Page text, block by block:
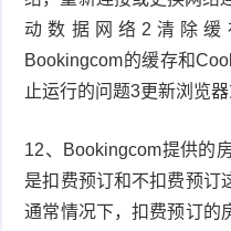
动数据网络2清除缓
Bookingcom的缓存和
止运行的问题3更新浏览
12、Bookingcom提供的
是扣费预订和不扣费预订
通常情况下，扣费预订的